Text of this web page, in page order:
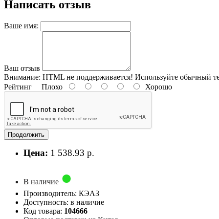
Написать отзыв
Ваше имя:
Ваш отзыв
Внимание: HTML не поддерживается! Используйте обычный
Рейтинг Плохо Хорошо
Продолжить
Цена: 1 538.93 р.
В наличие
Производитель: КЭАЗ
Доступность: в наличие
Код товара: 104666